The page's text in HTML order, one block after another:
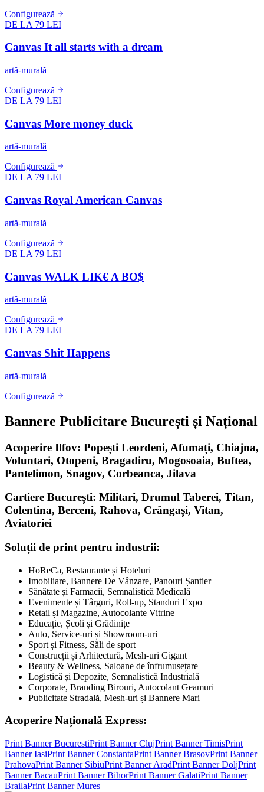
Configurează
DE LA 79 LEI
Canvas It all starts with a dream
artă-murală
Configurează
DE LA 79 LEI
Canvas More money duck
artă-murală
Configurează
DE LA 79 LEI
Canvas Royal American Canvas
artă-murală
Configurează
DE LA 79 LEI
Canvas WALK LIK€ A BO$
artă-murală
Configurează
DE LA 79 LEI
Canvas Shit Happens
artă-murală
Configurează
Bannere Publicitare București și Național
Acoperire Ilfov: Popești Leordeni, Afumați, Chiajna,
Voluntari, Otopeni, Bragadiru, Mogosoaia, Buftea,
Pantelimon, Snagov, Corbeanca, Jilava
Cartiere București: Militari, Drumul Taberei, Titan,
Colentina, Berceni, Rahova, Crângași, Vitan,
Aviatoriei
Soluții de print pentru industrii:
HoReCa, Restaurante și Hoteluri
Imobiliare, Bannere De Vânzare, Panouri Șantier
Sănătate și Farmacii, Semnalistică Medicală
Evenimente și Târguri, Roll-up, Standuri Expo
Retail și Magazine, Autocolante Vitrine
Educație, Școli și Grădinițe
Auto, Service-uri și Showroom-uri
Sport și Fitness, Săli de sport
Construcții și Arhitectură, Mesh-uri Gigant
Beauty & Wellness, Saloane de înfrumusețare
Logistică și Depozite, Semnalistică Industrială
Corporate, Branding Birouri, Autocolant Geamuri
Publicitate Stradală, Mesh-uri și Bannere Mari
Acoperire Națională Express:
Print BannerBucurestiPrint BannerClujPrint BannerTimisPrint
BannerIasiPrint BannerConstantaPrint BannerBrasovPrint Banner
PrahovaPrint Banner SibiuPrint BannerAradPrint BannerDoljPrint
BannerBacauPrint BannerBihorPrint BannerGalatiPrint Banner
BrailaPrint BannerMures